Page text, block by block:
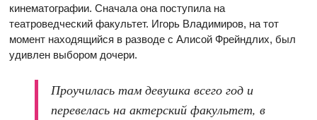
кинематографии. Сначала она поступила на
театроведческий факультет. Игорь Владимиров, на тот
момент находящийся в разводе с Алисой Фрейндлих, был
удивлен выбором дочери.
Проучилась там девушка всего год и
перевелась на актерский факультет, в